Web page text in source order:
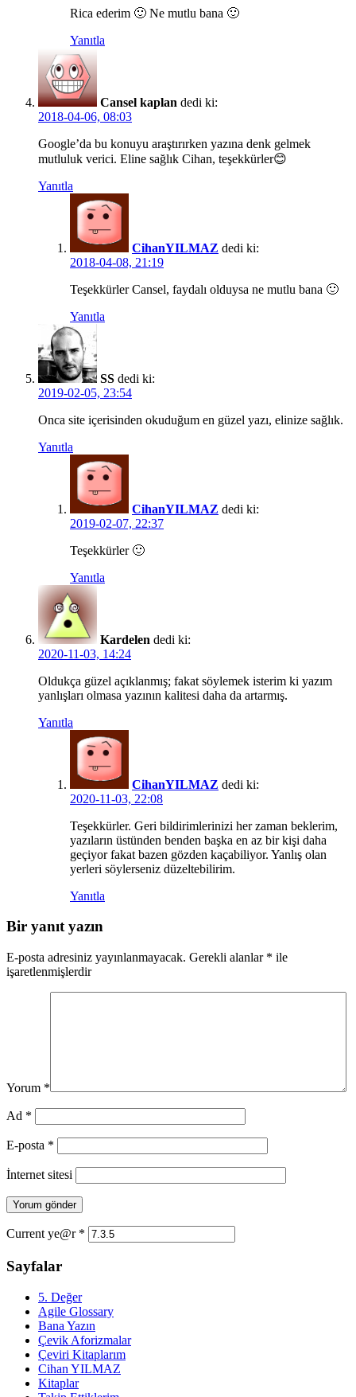
Rica ederim 🙂 Ne mutlu bana 🙂
Yanıtla
Cansel kaplan dedi ki:
2018-04-06, 08:03
Google’da bu konuyu araştırırken yazına denk gelmek
mutluluk verici. Eline sağlık Cihan, teşekkürler😊
Yanıtla
CihanYILMAZ dedi ki:
2018-04-08, 21:19
Teşekkürler Cansel, faydalı olduysa ne mutlu bana 🙂
Yanıtla
SS dedi ki:
2019-02-05, 23:54
Onca site içerisinden okuduğum en güzel yazı, elinize sağlık.
Yanıtla
CihanYILMAZ dedi ki:
2019-02-07, 22:37
Teşekkürler 🙂
Yanıtla
Kardelen dedi ki:
2020-11-03, 14:24
Oldukça güzel açıklanmış; fakat söylemek isterim ki yazım
yanlışları olmasa yazının kalitesi daha da artarmış.
Yanıtla
CihanYILMAZ dedi ki:
2020-11-03, 22:08
Teşekkürler. Geri bildirimlerinizi her zaman beklerim,
yazıların üstünden benden başka en az bir kişi daha
geçiyor fakat bazen gözden kaçabiliyor. Yanlış olan
yerleri söylerseniz düzeltebilirim.
Yanıtla
Bir yanıt yazın
E-posta adresiniz yayınlanmayacak. Gerekli alanlar * ile
işaretlenmişlerdir
Yorum *
Ad *
E-posta *
İnternet sitesi
Current ye@r *
Sayfalar
5. Değer
Agile Glossary
Bana Yazın
Çevik Aforizmalar
Çeviri Kitaplarım
Cihan YILMAZ
Kitaplar